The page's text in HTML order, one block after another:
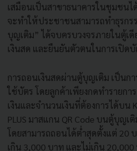
เสมือนเป็นสาขาธนาคารในชุมชนไ
จะทำให้ประชาชนสามารถทำธุรกร
บุญเติม” ได้จบครบวงจรภายในตู้เ
เงินสด และยืนยันตัวตนในการเปิด
การถอนเงินสดผ่านตู้บุญเติม เป็นก
ใช้บัตร โดยลูกค้าเพียงกดทำรายก
เงินและจำนวนเงินที่ต้องการได้บน
PLUS มาสแกน QR Code บนตู้บุญเ
โดยสามารถถอนได้ต่ำสุดตั้งแต่ 20
เกิน 3,000 บาท และไม่เกิน